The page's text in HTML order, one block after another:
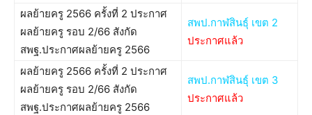
ผลย้ายครู 2566 ครั้งที่ 2 ประกาศ
ผลย้ายครู รอบ 2/66 สังกัด
สพฐ.ประกาศผลย้ายครู 2566
สพป.กาฬสินธุ์ เขต 2
ประกาศแล้ว
ผลย้ายครู 2566 ครั้งที่ 2 ประกาศ
ผลย้ายครู รอบ 2/66 สังกัด
สพฐ.ประกาศผลย้ายครู 2566
สพป.กาฬสินธุ์ เขต 3
ประกาศแล้ว